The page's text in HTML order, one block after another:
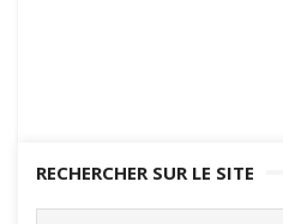
RECHERCHER SUR LE SITE